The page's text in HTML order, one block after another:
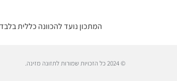
המתכון נועד להכוונה כללית
© 2024 כל הזכויות שמורות לתזונה מזינה.